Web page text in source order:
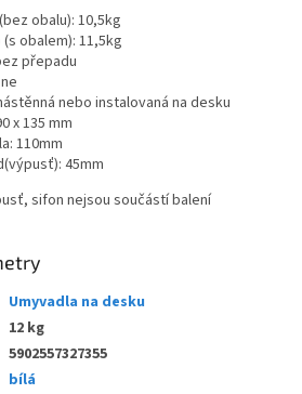
obalu): 10,5kg
obalem): 11,5kg
přepadu
nebo instalovaná na desku
x 135 mm
110mm
45mm
sifon nejsou součástí balení
Umyvadla na desku
12 kg
5902557327355
bílá